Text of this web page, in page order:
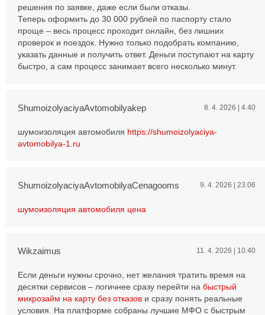
решения по заявке, даже если были отказы.
Теперь оформить до 30 000 рублей по паспорту стало
проще – весь процесс проходит онлайн, без лишних
проверок и поездок. Нужно только подобрать компанию,
указать данные и получить ответ. Деньги поступают на карту
быстро, а сам процесс занимает всего несколько минут.
ShumoizolyaciyaAvtomobilyakep 8. 4. 2026 | 4.40
шумоизоляция автомобиля https://shumoizolyaciya-
avtomobilya-1.ru
ShumoizolyaciyaAvtomobilyaCenagooms 9. 4. 2026 | 23.06
шумоизоляция автомобиля цена
Wikzaimus 11. 4. 2026 | 10.40
Если деньги нужны срочно, нет желания тратить время на
десятки сервисов – логичнее сразу перейти на быстрый
микрозайм на карту без отказов и сразу понять реальные
условия. На платформе собраны лучшие МФО с быстрым